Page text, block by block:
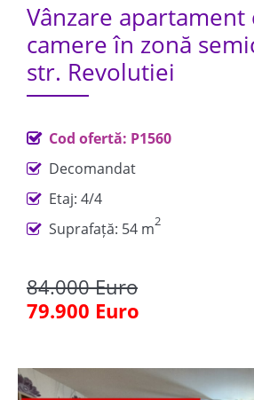
Vânzare apartament
camere în zonă
str. Revolutiei
Cod ofertă: P1560
Decomandat
Etaj: 4/4
Suprafață: 54 m2
84.000 Euro
79.900 Euro